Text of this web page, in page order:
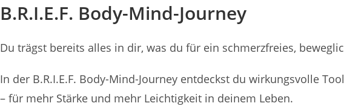
B.R.I.E.F. Body-Mind-Journey
Du trägst bereits alles in dir, was du für ein schmerzfreies,
In der B.R.I.E.F. Body-Mind-Journey entdeckst du wirkungsvolle
– für mehr Stärke und mehr Leichtigkeit in deinem Leben.